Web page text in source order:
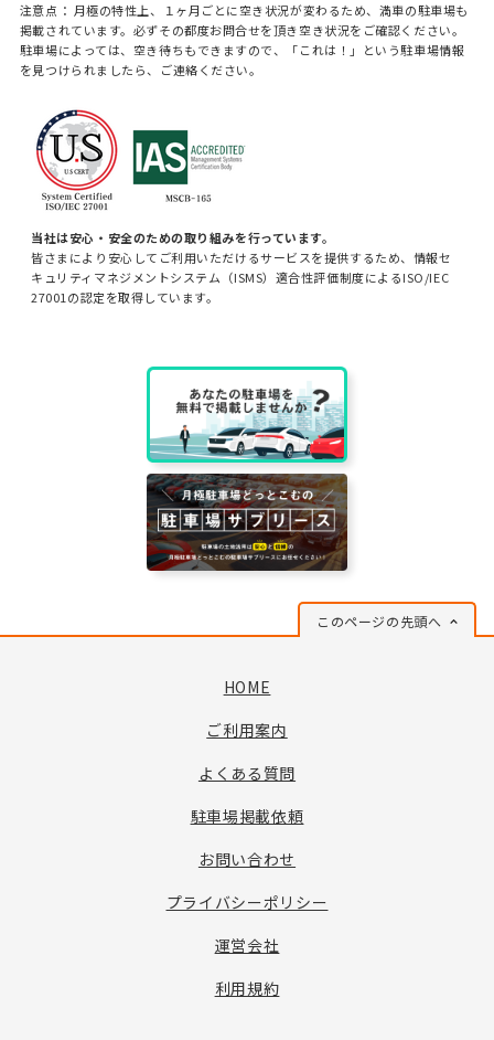
注意点： 月極の特性上、１ヶ月ごとに空き状況が変わるため、満車の駐車場も
掲載されています。必ずその都度お問合せを頂き空き状況をご確認ください。
駐車場によっては、空き待ちもできますので、「これは！」という駐車場情報
を見つけられましたら、ご連絡ください。
当社は安心・安全のための取り組みを行っています。
皆さまにより安心してご利用いただけるサービスを提供するため、情報セ
キュリティマネジメントシステム（ISMS）適合性評価制度によるISO/IEC
27001の認定を取得しています。
このページの先頭へ
HOME
ご利用案内
よくある質問
駐車場掲載依頼
お問い合わせ
プライバシーポリシー
運営会社
利用規約